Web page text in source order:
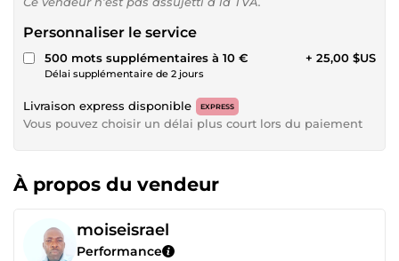
Personnaliser le service
500 mots supplémentaires à 10 €
Délai supplémentaire de 2 jours
+ 25,00 $US
Livraison express disponible EXPRESS
Vous pouvez choisir un délai plus court lors du paiement
À propos du vendeur
moiseisrael
Performance